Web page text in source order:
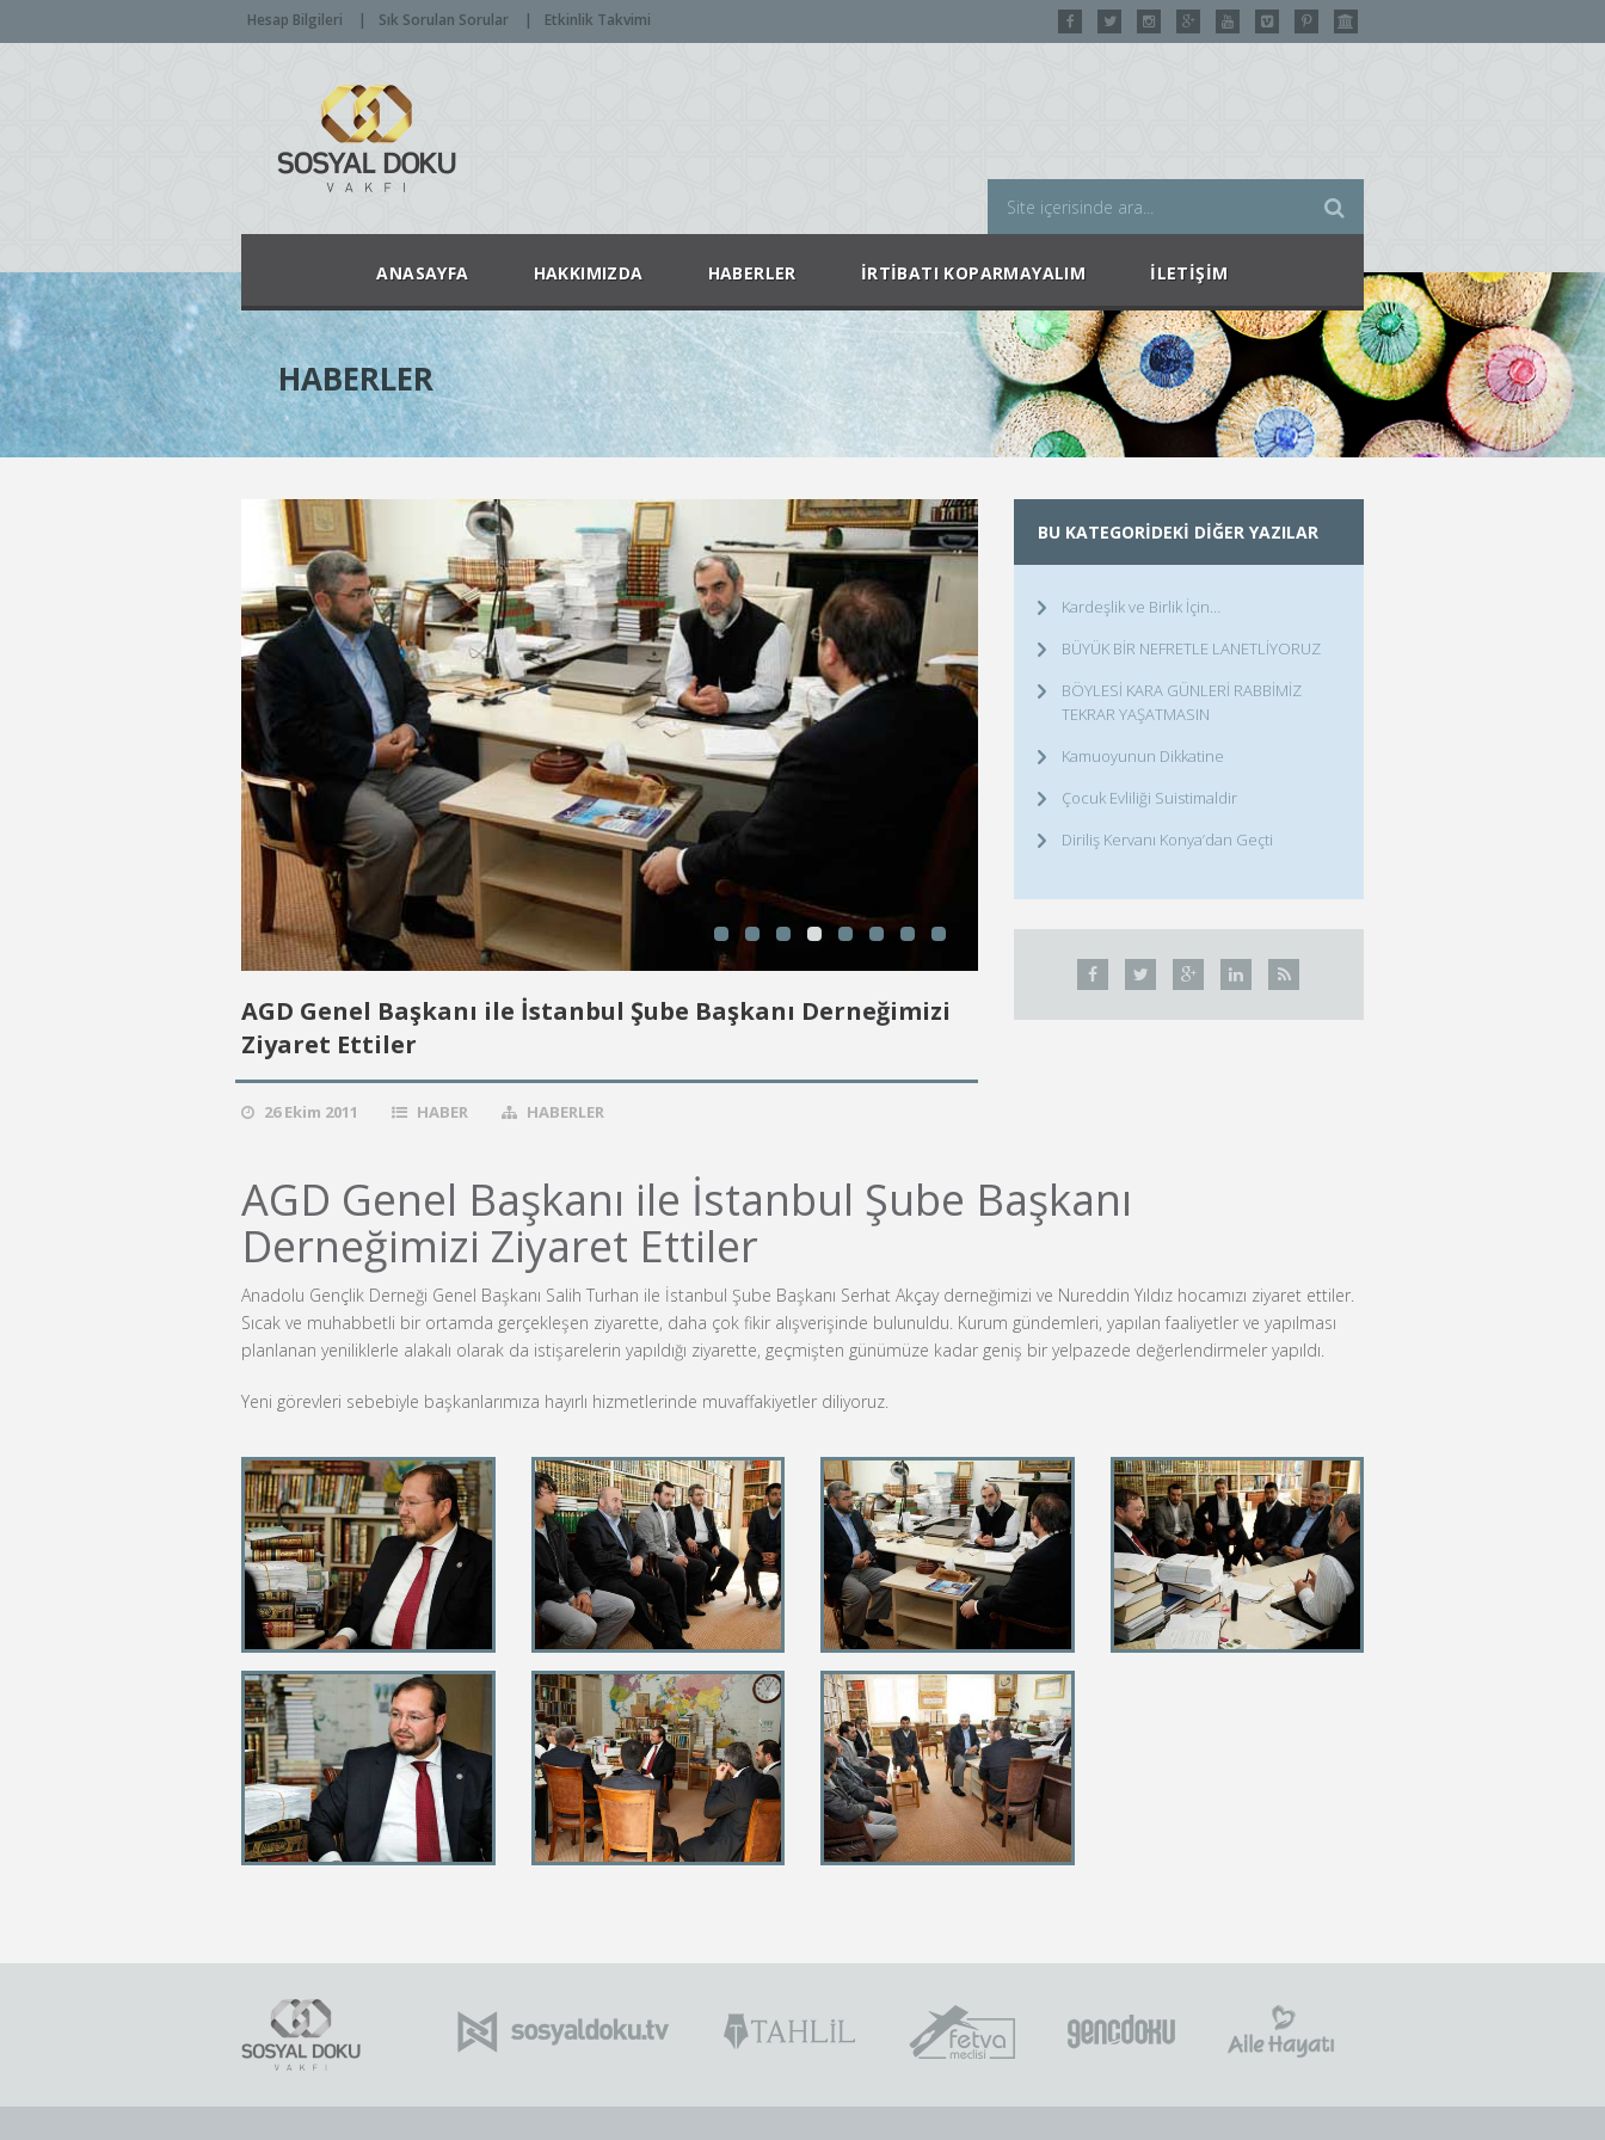
Hesap Bilgileri Sık Sorulan Sorular Etkinlik Takvimi
ANASAYFA HAKKIMIZDA HABERLER İRTIBATI KOPARMAYALIM İLETIŞIM
HABERLER
AGD Genel Başkanı ile İstanbul Şube Başkanı Derneğimizi
Ziyaret Ettiler
26 Ekim 2011 HABER HABERLER
BU KATEGORIDEKI DIĞER YAZILAR
Kardeşlik ve Birlik İçin…
BÜYÜK BİR NEFRETLE LANETLİYORUZ
BÖYLESİ KARA GÜNLERİ RABBİMİZ
TEKRAR YAŞATMASIN
Kamuoyunun Dikkatine
Çocuk Evliliği Suistimaldir
Diriliş Kervanı Konya’dan Geçti
AGD Genel Başkanı ile İstanbul Şube Başkanı
Derneğimizi Ziyaret Ettiler
Anadolu Gençlik Derneği Genel Başkanı Salih Turhan ile İstanbul Şube Başkanı Serhat Akçay derneğimizi ve Nureddin Yıldız hocamızı ziyaret ettiler.
Sıcak ve muhabbetli bir ortamda gerçekleşen ziyarette, daha çok fikir alışverişinde bulunuldu. Kurum gündemleri, yapılan faaliyetler ve yapılması
planlanan yeniliklerle alakalı olarak da istişarelerin yapıldığı ziyarette, geçmişten günümüze kadar geniş bir yelpazede değerlendirmeler yapıldı.
Yeni görevleri sebebiyle başkanlarımıza hayırlı hizmetlerinde muvaffakiyetler diliyoruz.